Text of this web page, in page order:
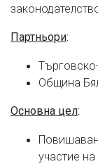
Партньори
Община
Основна цел:
участие